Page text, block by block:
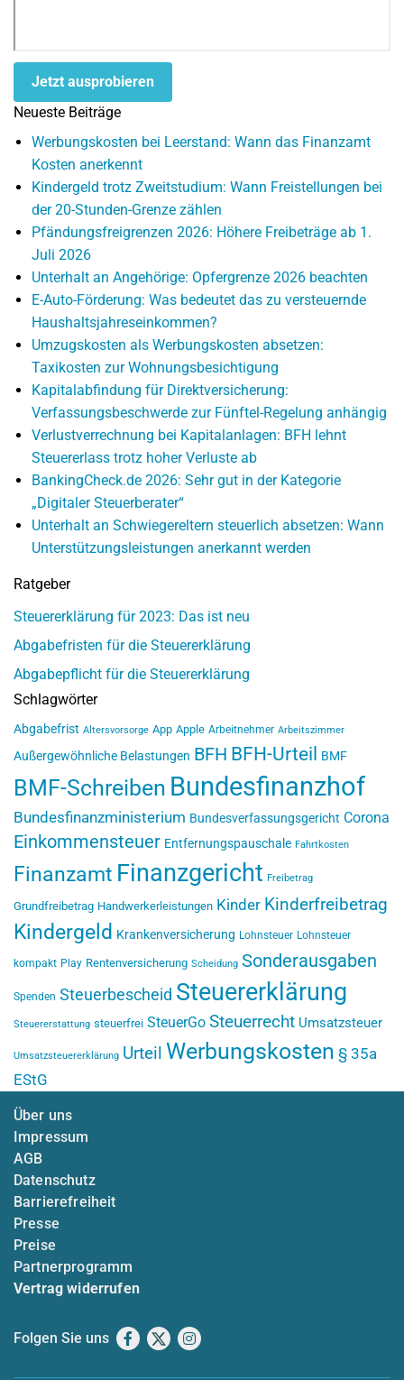
Jetzt ausprobieren
Neueste Beiträge
Werbungskosten bei Leerstand: Wann das Finanzamt
Kosten anerkennt
Kindergeld trotz Zweitstudium: Wann Freistellungen bei
der 20-Stunden-Grenze zählen
Pfändungsfreigrenzen 2026: Höhere Freibeträge ab 1.
Juli 2026
Unterhalt an Angehörige: Opfergrenze 2026 beachten
E-Auto-Förderung: Was bedeutet das zu versteuernde
Haushaltsjahreseinkommen?
Umzugskosten als Werbungskosten absetzen:
Taxikosten zur Wohnungsbesichtigung
Kapitalabfindung für Direktversicherung:
Verfassungsbeschwerde zur Fünftel-Regelung anhängig
Verlustverrechnung bei Kapitalanlagen: BFH lehnt
Steuererlass trotz hoher Verluste ab
BankingCheck.de 2026: Sehr gut in der Kategorie
„Digitaler Steuerberater“
Unterhalt an Schwiegereltern steuerlich absetzen: Wann
Unterstützungsleistungen anerkannt werden
Ratgeber
Steuererklärung für 2023: Das ist neu
Abgabefristen für die Steuererklärung
Abgabepflicht für die Steuererklärung
Schlagwörter
Abgabefrist Altersvorsorge App Apple Arbeitnehmer Arbeitszimmer
Außergewöhnliche Belastungen BFH BFH-Urteil BMF
BMF-Schreiben Bundesfinanzhof
Bundesfinanzministerium Bundesverfassungsgericht Corona
Einkommensteuer Entfernungspauschale Fahrtkosten
Finanzamt Finanzgericht Freibetrag
Grundfreibetrag Handwerkerleistungen Kinder Kinderfreibetrag
Kindergeld Krankenversicherung Lohnsteuer Lohnsteuer
kompakt Play Rentenversicherung Scheidung Sonderausgaben
Spenden Steuerbescheid Steuererklärung
Steuererstattung steuerfrei SteuerGo Steuerrecht Umsatzsteuer
Umsatzsteuererklärung Urteil Werbungskosten § 35a
EStG
Über uns
Impressum
AGB
Datenschutz
Barrierefreiheit
Presse
Preise
Partnerprogramm
Vertrag widerrufen
Folgen Sie uns Facebook
X Instagram